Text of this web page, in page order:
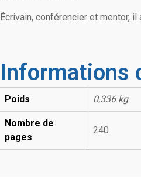
Écrivain, conférencier et mentor,
Informations
Poids 0,336 kg
Nombre de
pages
240